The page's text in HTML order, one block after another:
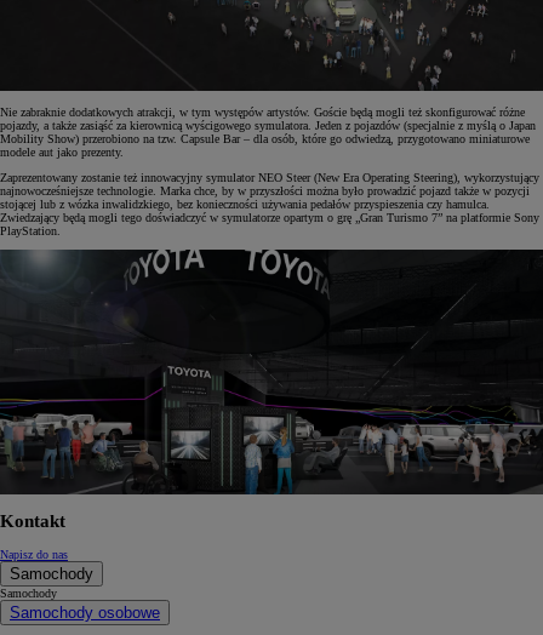
Nie zabraknie dodatkowych atrakcji, w tym występów artystów. Goście będą mogli też skonfigurować różne
pojazdy, a także zasiąść za kierownicą wyścigowego symulatora. Jeden z pojazdów (specjalnie z myślą o Japan
Mobility Show) przerobiono na tzw. Capsule Bar – dla osób, które go odwiedzą, przygotowano miniaturowe
modele aut jako prezenty.
Zaprezentowany zostanie też innowacyjny symulator NEO Steer (New Era Operating Steering), wykorzystujący
najnowocześniejsze technologie. Marka chce, by w przyszłości można było prowadzić pojazd także w pozycji
stojącej lub z wózka inwalidzkiego, bez konieczności używania pedałów przyspieszenia czy hamulca.
Zwiedzający będą mogli tego doświadczyć w symulatorze opartym o grę „Gran Turismo 7” na platformie Sony
PlayStation.
Kontakt
Napisz do nas
Samochody
Samochody
Samochody osobowe